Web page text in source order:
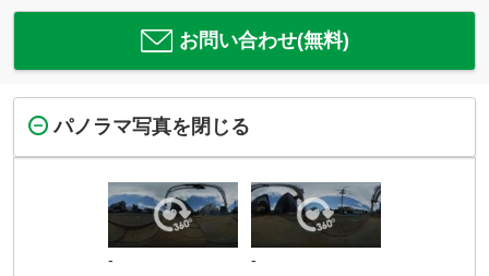
お問い合わせ(無料)
パノラマ写真を閉じる
- -